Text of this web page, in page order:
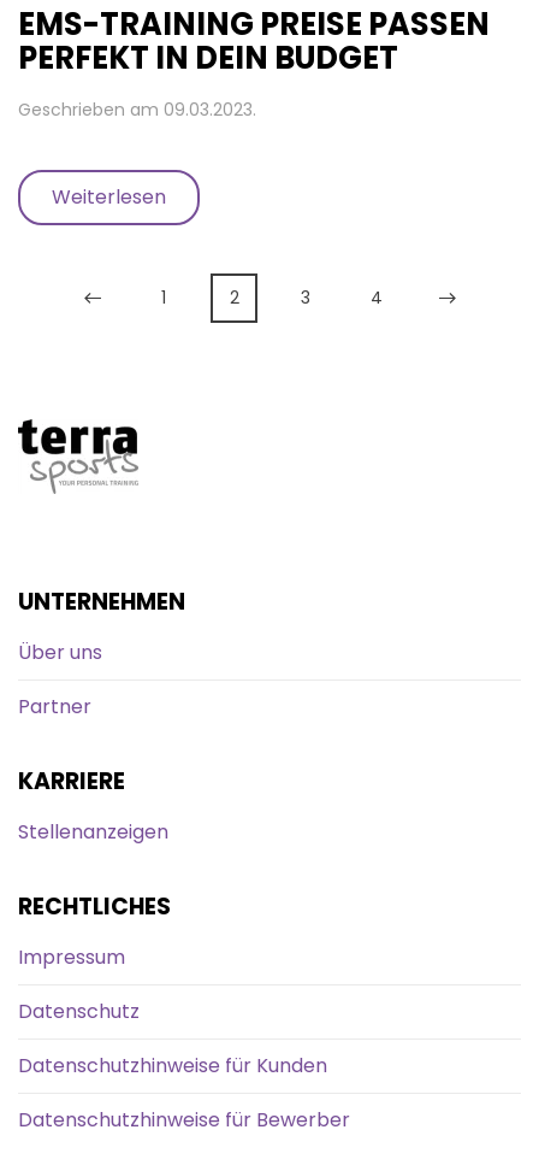
EMS-TRAINING PREISE PASSEN
PERFEKT IN DEIN BUDGET
Geschrieben am 09.03.2023.
Weiterlesen
1 2 3 4
UNTERNEHMEN
Über uns
Partner
KARRIERE
Stellenanzeigen
RECHTLICHES
Impressum
Datenschutz
Datenschutzhinweise für Kunden
Datenschutzhinweise für Bewerber